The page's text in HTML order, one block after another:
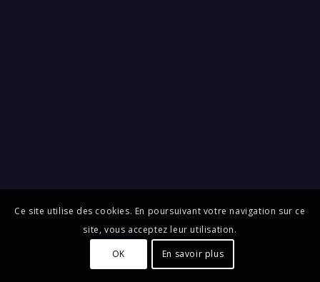
Ce site utilise des cookies. En poursuivant votre navigation sur ce
site, vous acceptez leur utilisation.
OK En savoir plus